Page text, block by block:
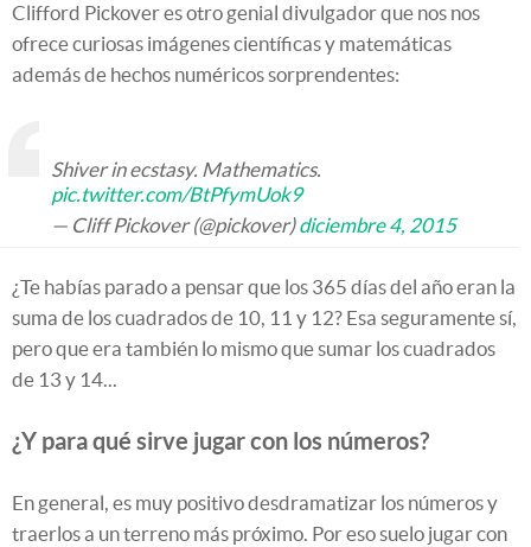
Clifford Pickover es otro genial divulgador que nos nos
ofrece curiosas imágenes científicas y matemáticas
además de hechos numéricos sorprendentes:
Shiver in ecstasy. Mathematics.
pic.twitter.com/BtPfymUok9
— Cliff Pickover (@pickover)diciembre 4, 2015
¿Te habías parado a pensar que los 365 días del año eran la
suma de los cuadrados de 10, 11 y 12? Esa seguramente sí,
pero que era también lo mismo que sumar los cuadrados
de 13 y 14...
¿Y para qué sirve jugar con los números?
En general, es muy positivo desdramatizar los números y
traerlos a un terreno más próximo. Por eso suelo jugar con